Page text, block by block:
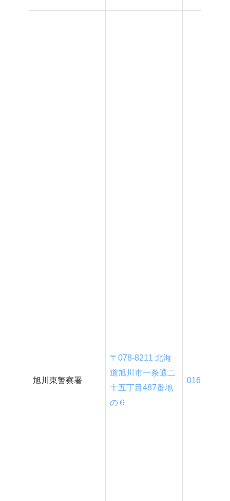
旭川東警察署
〒078-8211 北海
道旭川市一条通二
十五丁目487番地
の６
0166-34-